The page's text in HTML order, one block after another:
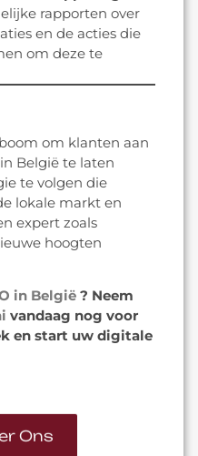
rapporten over
en de acties die
om deze te
om klanten aan
België te laten
te volgen die
lokale markt en
expert zoals
hoogten
in België ? Neem
vandaag nog voor
en start uw digitale
Ons